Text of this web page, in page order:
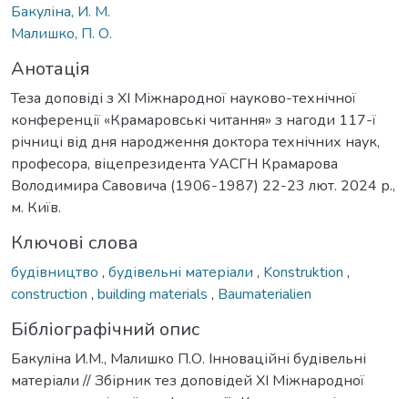
Бакуліна, И. М.
Малишко, П. О.
Анотація
Теза доповіді з ХІ Міжнародної науково-технічної
конференції «Крамаровські читання» з нагоди 117-ї
річниці від дня народження доктора технічних наук,
професора, віцепрезидента УАСГН Крамарова
Володимира Савовича (1906-1987) 22-23 лют. 2024 р.,
м. Київ.
Ключові слова
будівництво , будівельні матеріали , Konstruktion ,
construction , building materials , Baumaterialien
Бібліографічний опис
Бакуліна И.М., Малишко П.О. Інноваційні будівельні
матеріали // Збірник тез доповідей ХI Міжнародної